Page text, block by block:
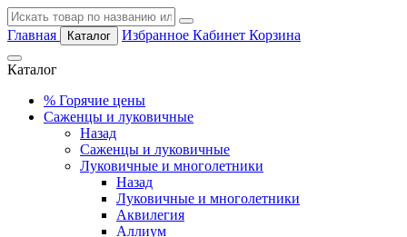
Главная Каталог Избранное Кабинет Корзина
Каталог
% Горячие цены
Саженцы и луковичные
Назад
Саженцы и луковичные
Луковичные и многолетники
Назад
Луковичные и многолетники
Аквилегия
Аллиум